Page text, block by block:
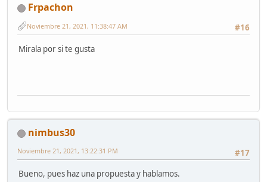
Frpachon
#16
Noviembre 21, 2021, 11:38:47 AM
Mirala por si te gusta
nimbus30
#17
Noviembre 21, 2021, 13:22:31 PM
Bueno, pues haz una propuesta y hablamos.